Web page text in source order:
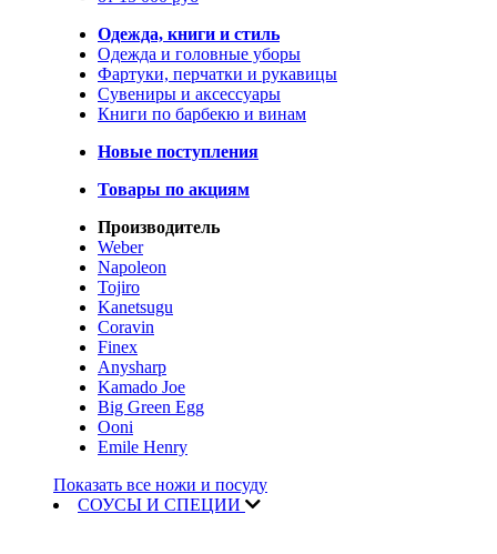
Одежда, книги и стиль
Одежда и головные уборы
Фартуки, перчатки и рукавицы
Сувениры и аксессуары
Книги по барбекю и винам
Новые поступления
Товары по акциям
Производитель
Weber
Napoleon
Tojiro
Kanetsugu
Coravin
Finex
Anysharp
Kamado Joe
Big Green Egg
Ooni
Emile Henry
Показать все ножи и посуду
СОУСЫ И СПЕЦИИ